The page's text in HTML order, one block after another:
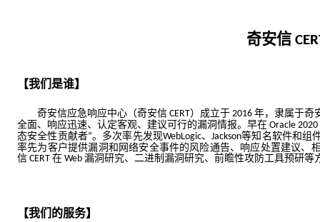
奇安信
【我们是谁】
奇安信应急响应中心（奇安信 CERT）成立于 2016 年，隶属于奇
全面、响应迅速、认定客观、建议可行的漏洞情报。早在 Oracle 2020
态安全性贡献者”。多次率先发现WebLogic、Jackson等知名软件和组
率先为客户提供漏洞和网络安全事件的风险通告、响应处置建议、
信 CERT 在 Web 漏洞研究、二进制漏洞研究、前瞻性攻防工具预研等
【我们的服务】